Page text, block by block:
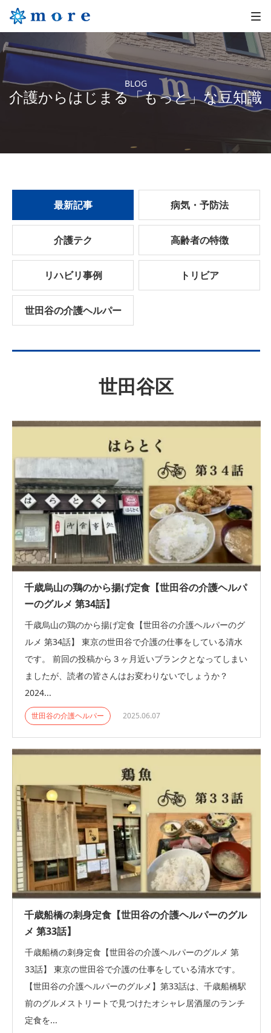
BLOG
介護からはじまる「もっと」な豆知識
最新記事 病気・予防法
介護テク 高齢者の特徴
リハビリ事例 トリビア
世田谷の介護ヘルパー
世田谷区
千歳烏山の鶏のから揚げ定食【世田谷の介護ヘルパ
ーのグルメ 第34話】
千歳烏山の鶏のから揚げ定食【世田谷の介護ヘルパーのグ
ルメ 第34話】 東京の世田谷で介護の仕事をしている清水
です。 前回の投稿から３ヶ月近いブランクとなってしまい
ましたが、読者の皆さんはお変わりないでしょうか？
2024...
世田谷の介護ヘルパー 2025.06.07
千歳船橋の刺身定食【世田谷の介護ヘルパーのグル
メ 第33話】
千歳船橋の刺身定食【世田谷の介護ヘルパーのグルメ 第
33話】 東京の世田谷で介護の仕事をしている清水です。
【世田谷の介護ヘルパーのグルメ】第33話は、千歳船橋駅
前のグルメストリートで見つけたオシャレ居酒屋のランチ
定食を...